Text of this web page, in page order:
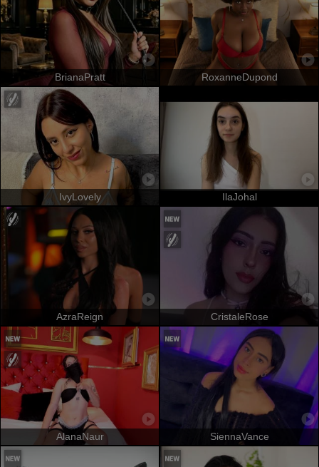
BrianaPratt RoxanneDupond
IvyLovely IlaJohal
AzraReign CristaleRose
AlanaNaur SiennaVance